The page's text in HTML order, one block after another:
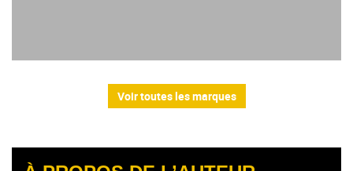
Voir toutes les marques